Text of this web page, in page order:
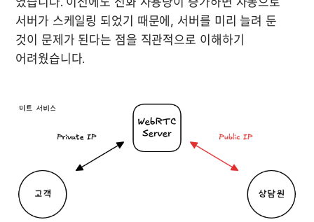
서버가 스케일링 되었기 때문에, 서버를 미리 늘려 둔
것이 문제가 된다는 점을 직관적으로 이해하기
어려웠습니다.